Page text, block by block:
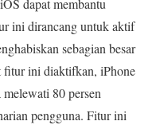
dapat membantu
ini dirancang untuk aktif
sebagian besar
fitur ini diaktifkan, iPhone
80 persen
pengguna. Fitur ini